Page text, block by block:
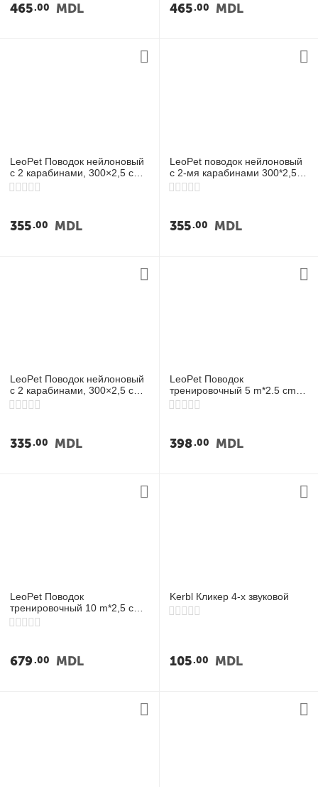
465 00 MDL 465 00 MDL
LeoPet Поводок нейлоновый
с 2 карабинами, 300×2,5 см,
синий
355 00 MDL
LeoPet поводок нейлоновый
с 2-мя карабинами 300*2,5
cm, красный
355 00 MDL
LeoPet Поводок нейлоновый
с 2 карабинами, 300×2,5 см,
чёрный
335 00 MDL
LeoPet Поводок
тренировочный 5 m*2.5 cm,
чёрный
398 00 MDL
LeoPet Поводок
тренировочный 10 m*2,5 cm,
чёрный
679 00 MDL
Kerbl Кликер 4-х звуковой
105 00 MDL